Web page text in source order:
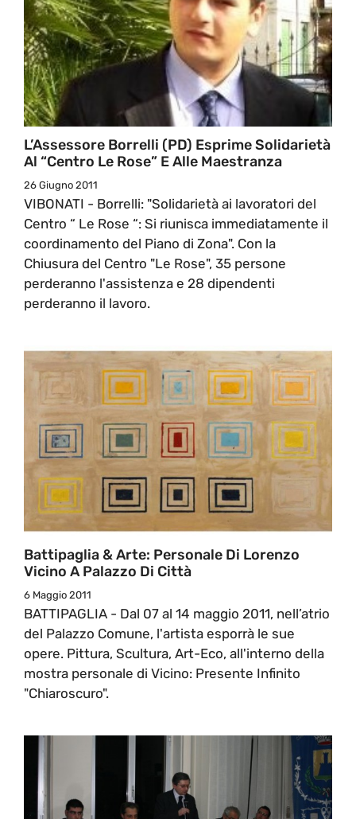
L’Assessore Borrelli (PD) Esprime Solidarietà
Al “Centro Le Rose” E Alle Maestranza
26 Giugno 2011
VIBONATI - Borrelli: "Solidarietà ai lavoratori del
Centro “ Le Rose “: Si riunisca immediatamente il
coordinamento del Piano di Zona". Con la
Chiusura del Centro "Le Rose", 35 persone
perderanno l'assistenza e 28 dipendenti
perderanno il lavoro.
Battipaglia & Arte: Personale Di Lorenzo
Vicino A Palazzo Di Città
6 Maggio 2011
BATTIPAGLIA - Dal 07 al 14 maggio 2011, nell’atrio
del Palazzo Comune, l'artista esporrà le sue
opere. Pittura, Scultura, Art-Eco, all'interno della
mostra personale di Vicino: Presente Infinito
"Chiaroscuro".